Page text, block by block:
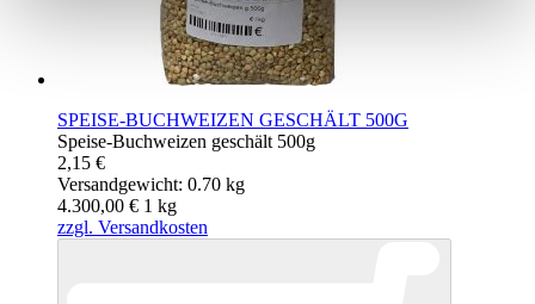
SPEISE-BUCHWEIZEN GESCHÄLT 500G
Speise-Buchweizen geschält 500g
2,15 €
Versandgewicht: 0.70 kg
4.300,00 € 1 kg
zzgl. Versandkosten